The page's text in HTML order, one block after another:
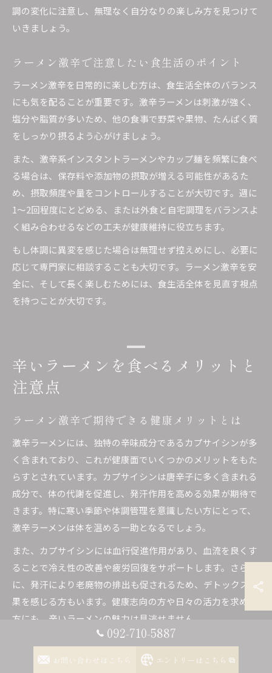
調の変化に注意し、無理なく自分なりの楽しみ方を見つけて
いきましょう。
ラーメン激辛で注意したい食生活のポイント
ラーメン激辛を日常的に楽しむ方は、食生活全体のバランス
にも気を配ることが重要です。激辛ラーメンは刺激が強く、
塩分や脂質が多いため、他の食事で野菜や果物、たんぱく質
をしっかり摂るよう心がけましょう。
また、激辛系インスタントラーメンやカップ麺を頻繁に食べ
る場合は、保存料や添加物の摂取が増える可能性があるた
め、摂取頻度や量をコントロールすることが大切です。週に
1～2回程度にとどめる、または外食と自宅調理をバランスよ
く組み合わせるなどの工夫が健康維持に役立ちます。
もし体調に異変を感じた場合は無理せず控えめにし、必要に
応じて専門家に相談することも大切です。ラーメン激辛を安
全に、そして長く楽しむためには、食生活全体を見直す視点
を持つことが大切です。
辛いラーメンを食べるメリットと
注意点
ラーメン激辛で期待できる健康メリットとは
激辛ラーメンには、独特の辛味成分であるカプサイシンが多
く含まれており、これが健康面でいくつかのメリットをもた
らすとされています。カプサイシンは唐辛子に多く含まれる
成分で、体の代謝を促進し、発汗作用を高める効果が期待で
きます。特に寒い季節や体調管理を意識したい方にとって、
激辛ラーメンは体を温める一助となるでしょう。
また、カプサイシンには血行促進作用があり、血流を良くす
ることで冷え性の改善や疲労回復をサポートします。さら
に、発汗により老廃物の排出も促されるため、デトックス効
果を感じる方もいます。健康志向の方や日々の活力を求める
方にも、辛いラーメンの魅力は見逃せません。
ただし、激辛ラーメンを楽しむ際は、辛さのレベルや体調に
合わせて無理のない範囲で取り入れることが重要です。健康
092-710-5887
お問い合わせはこちら エントリーはこちら